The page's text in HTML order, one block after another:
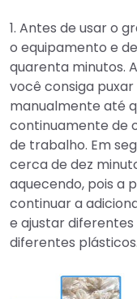
1. Antes de usar o
o equipamento e
quarenta minutos.
você consiga
manualmente até
continuamente de
de trabalho. Em
cerca de dez
aquecendo, pois a
continuar a
e ajustar
diferentes plásticos.